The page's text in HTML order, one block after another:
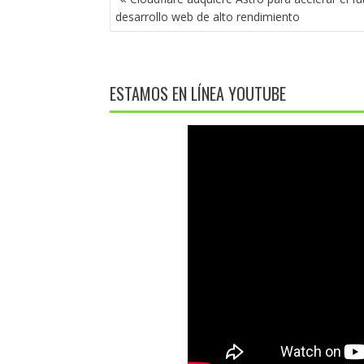
DE
ENTRADAS
desarrollo web de alto rendimiento
ESTAMOS EN LÍNEA YOUTUBE